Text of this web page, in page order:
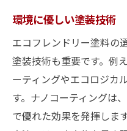
環境に優しい塗装技術
エコフレンドリー塗料の
塗装技術も重要です。例
ーティングやエコロジカ
す。ナノコーティングは
で優れた効果を発揮しま